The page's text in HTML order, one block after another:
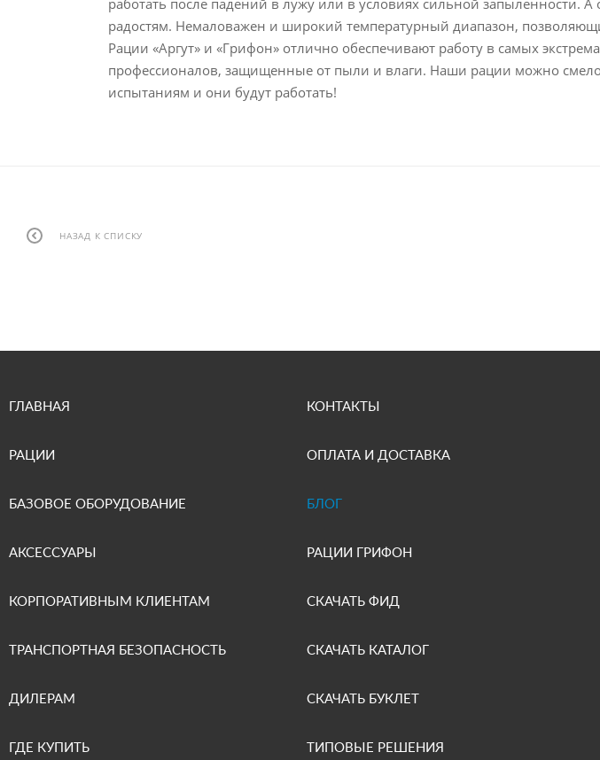
радостям. Немаловажен и широкий температурный диапазон,
Рации «Аргут» и «Грифон» отлично обеспечивают работу в самых
профессионалов, защищенные от пыли и влаги. Наши рации можно
испытаниям и они будут работать!
НАЗАД К СПИСКУ
ГЛАВНАЯ
РАЦИИ
БАЗОВОЕ ОБОРУДОВАНИЕ
АКСЕССУАРЫ
КОРПОРАТИВНЫМ КЛИЕНТАМ
ТРАНСПОРТНАЯ БЕЗОПАСНОСТЬ
ДИЛЕРАМ
ГДЕ КУПИТЬ
КОНТАКТЫ
ОПЛАТА И ДОСТАВКА
БЛОГ
РАЦИИ ГРИФОН
СКАЧАТЬ ФИД
СКАЧАТЬ КАТАЛОГ
СКАЧАТЬ БУКЛЕТ
ТИПОВЫЕ РЕШЕНИЯ